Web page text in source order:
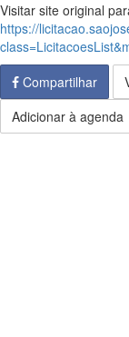
Visitar site original
https://
Compartilhar
Adicionar à agenda